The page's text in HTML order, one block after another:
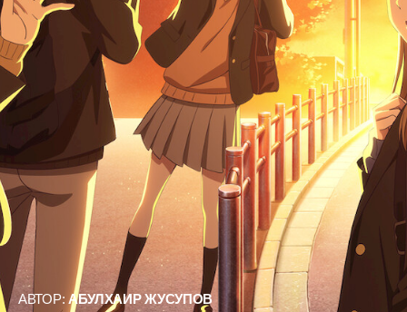
АВТОР: АБУЛХАИР ЖУСУПОВ